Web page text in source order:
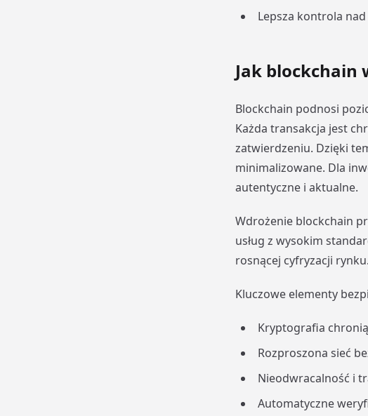
Lepsza kontrola
Jak blockchain
Blockchain podnosi
Każda transakcja jest
zatwierdzeniu. Dzięki
minimalizowane. Dla
autentyczne i aktualne.
Wdrożenie blockchain
usług z wysokim
rosnącej cyfryzacji rynku.
Kluczowe elementy
Kryptografia
Rozproszona sieć
Nieodwracalność i
Automatyczne